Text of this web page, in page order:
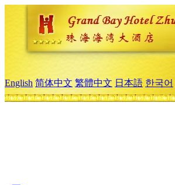
English 简体中文 繁體中文 日本語 한국어